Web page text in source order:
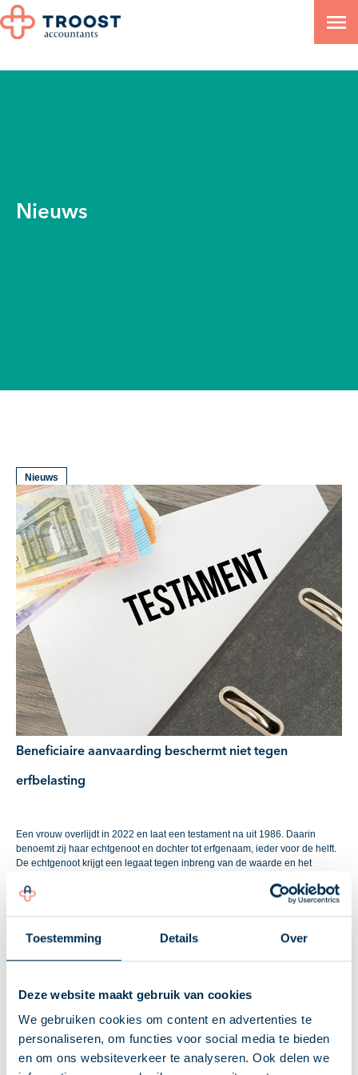
Toestemming Details Over
Deze website maakt gebruik van cookies
We gebruiken cookies om content en advertenties te
personaliseren, om functies voor social media te bieden
en om ons websiteverkeer te analyseren. Ook delen we
Nieuws
Nieuws
Beneficiaire aanvaarding beschermt niet tegen
erfbelasting
Een vrouw overlijdt in 2022 en laat een testament na uit 1986. Daarin
benoemt zij haar echtgenoot en dochter tot erfgenaam, ieder voor de helft.
De echtgenoot krijgt een legaat tegen inbreng van de waarde en het
eigendom. De inspecteur legt een aanslag erfbelasting op van € 2.500,
Gebrouilleerde verhouding met vader
gebrouilleerd. Via haar gemachtigde vraagt zij de vader de erfbelasting te
wenst te betalen. De dochter stelt dat sprake is van een individuele en
buitensporige last in de zin van het EVRM.
Beneficiaire aanvaarding ziet op schulden, niet op heffing